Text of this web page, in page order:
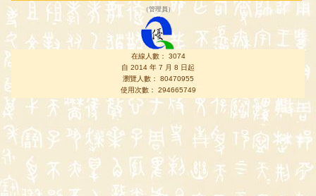
（管理員 ）
在線人數： 3074
自 2014 年 7 月 8 日起
瀏覽人數： 80470955
使用次數： 294665749